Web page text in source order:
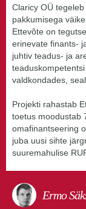
Ermo
Claricy OÜ
pakkumisega
Ettevõte on
erinevate finants-
juhtiv teadus- ja
valdkondades,
Projekti rahastab
toetus moodustab
omafinantseering
juba uusi sihte
suuremahulise